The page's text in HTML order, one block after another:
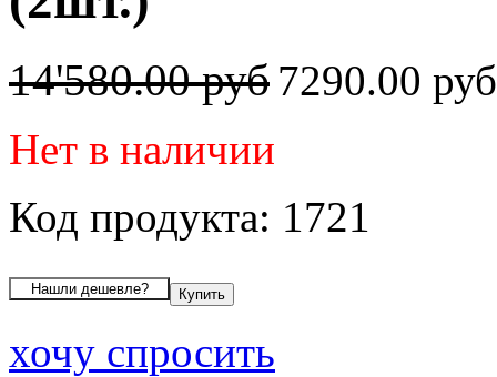
14'580.00 руб 7290.00
Нет в наличии
Код продукта: 1721
хочу спросить